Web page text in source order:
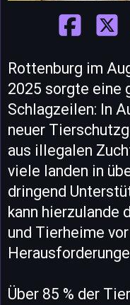
Rottenburg im
2025 sorgte eine
Schlagzeilen: In
neuer
aus illegalen
viele landen in
dringend
kann hierzulande
und Tierheime
Über 85 % der